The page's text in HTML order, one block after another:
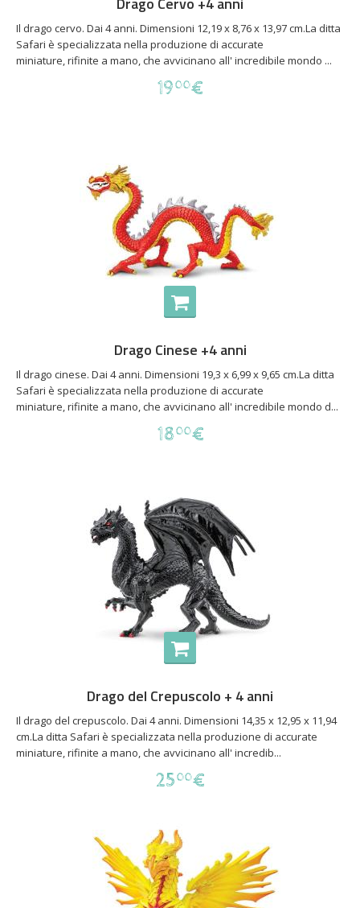
Il drago cervo. Dai 4 anni. Dimensioni 12,19 x 8,76 x 13,97 cm.La ditta
Safari è specializzata nella produzione di accurate
miniature, rifinite a mano, che avvicinano all' incredibile mondo ...
1900€
Drago Cinese +4 anni
Il drago cinese. Dai 4 anni. Dimensioni 19,3 x 6,99 x 9,65 cm.La ditta
Safari è specializzata nella produzione di accurate
miniature, rifinite a mano, che avvicinano all' incredibile mondo d...
1800€
Drago del Crepuscolo + 4 anni
Il drago del crepuscolo. Dai 4 anni. Dimensioni 14,35 x 12,95 x 11,94
cm.La ditta Safari è specializzata nella produzione di accurate
miniature, rifinite a mano, che avvicinano all' incredib...
2500€